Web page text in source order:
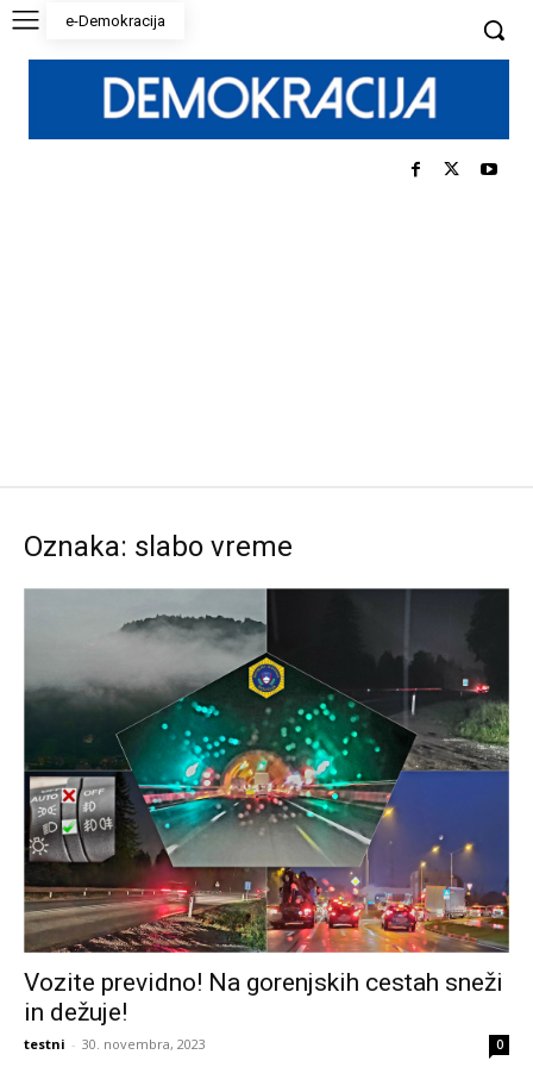
e-Demokracija
Oznaka: slabo vreme
Vozite previdno! Na gorenjskih cestah sneži
in dežuje!
testni - 30. novembra, 2023 0